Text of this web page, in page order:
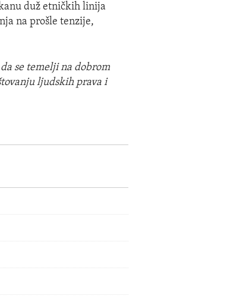
duž etničkih linija
na prošle tenzije,
se temelji na dobrom
ljudskih prava i